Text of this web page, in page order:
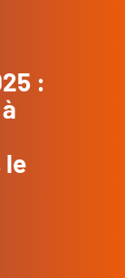
:
le